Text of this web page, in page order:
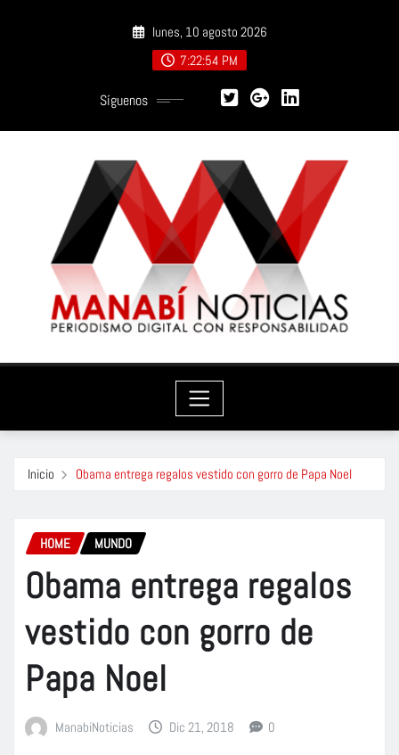
lunes, 10 agosto 2026
7:22:55 PM
Síguenos
Inicio Obama entrega regalos vestido con gorro de Papa Noel
HOME MUNDO
Obama entrega regalos
vestido con gorro de
Papa Noel
ManabiNoticias Dic 21, 2018 0